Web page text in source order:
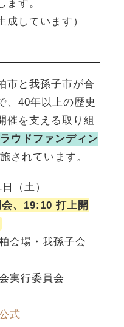
ます。
成しています）
市と我孫子市が合
、40年以上の歴史
催を支える取り組
ウドファンディン
されています。
（土）
、19:10 打上開
会場・我孫子会
実行委員会
式